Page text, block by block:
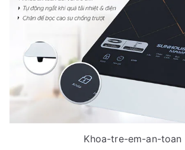
Khoa-tre-em-an-toan